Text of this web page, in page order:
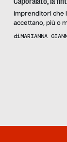
Imprenditori che
accettano, più o
persegue
diMARIANNA